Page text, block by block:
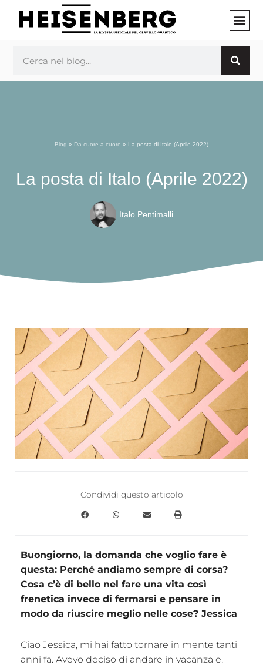
Blog » Da cuore a cuore » La posta di Italo (Aprile 2022)
La posta di Italo (Aprile 2022)
Italo Pentimalli
Condividi questo articolo
Buongiorno, la domanda che voglio fare è
questa: Perché andiamo sempre di corsa?
Cosa c’è di bello nel fare una vita così
frenetica invece di fermarsi e pensare in
modo da riuscire meglio nelle cose? Jessica
Ciao Jessica, mi hai fatto tornare in mente tanti
anni fa. Avevo deciso di andare in vacanza e,